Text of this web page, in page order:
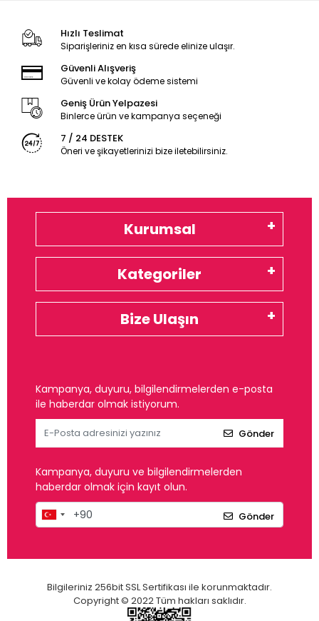
Hızlı Teslimat
Siparişleriniz en kısa sürede elinize ulaşır.
Güvenli Alışveriş
Güvenli ve kolay ödeme sistemi
Geniş Ürün Yelpazesi
Binlerce ürün ve kampanya seçeneği
7 / 24 DESTEK
Öneri ve şikayetlerinizi bize iletebilirsiniz.
Kurumsal
Kategoriler
Bize Ulaşın
Kampanya, duyuru, bilgilendirmelerden e-posta
ile haberdar olmak istiyorum.
Gönder
Kampanya, duyuru ve bilgilendirmelerden
haberdar olmak için kayıt olun.
Gönder
Bilgileriniz 256bit SSL Sertifikası ile korunmaktadır.
Copyright © 2022 Tüm hakları saklıdır.